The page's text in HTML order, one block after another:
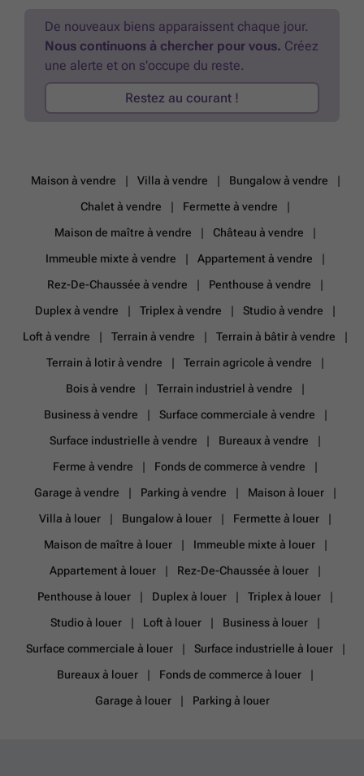
proximité des transports publics, des supermarchés, de la rue
commerçante, des restaurants,... - grand espace de stockage -
entièrement meublé EPC : 149 Disponible à partir du 15/04/2026.
savoir plus ?
De nouveaux biens apparaissent chaque jour.
Nous continuons à chercher pour vous. Créez
une alerte et on s'occupe du reste.
Restez au courant !
Maison à vendre Villa à vendre
Bungalow à vendre
Chalet à vendre
Fermette à vendre
Maison de maître à vendre
Château à vendre
Immeuble mixte à vendre
Appartement à vendre
Rez-De-Chaussée à vendre
Penthouse à vendre
Duplex à vendre
Triplex à vendre
Studio à vendre
Loft à vendre
Terrain à vendre
Terrain à bâtir à vendre
Terrain à lotir à vendre
Terrain agricole à vendre
Bois à vendre
Terrain industriel à vendre
Business à vendre
Surface commerciale à vendre
Surface industrielle à vendre
Bureaux à vendre
Ferme à vendre
Fonds de commerce à vendre
Garage à vendre
Parking à vendre
Maison à louer
Villa à louer
Bungalow à louer
Fermette à louer
Maison de maître à louer
Immeuble mixte à louer
Appartement à louer
Rez-De-Chaussée à louer
Penthouse à louer
Duplex à louer
Triplex à louer
Studio à louer
Loft à louer
Business à louer
Surface commerciale à louer
Surface industrielle à louer
Bureaux à louer
Fonds de commerce à louer
Garage à louer
Parking à louer